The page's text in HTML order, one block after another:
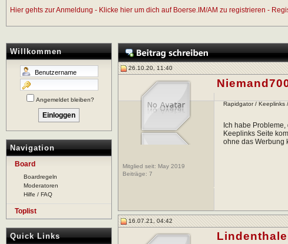
Hier gehts zur Anmeldung - Klicke hier um dich auf Boerse.IM/AM zu registrieren -
Willkommen
Angemeldet bleiben?
Navigation
Board
Boardregeln
Moderatoren
Hilfe / FAQ
Toplist
Quick Links
26.10.20, 11:40
Mitglied seit: May 2019
Beiträge: 7
Rapidgator / Keeplinks
Ich habe
Keeplinks Seite
ohne das Werbung
16.07.21, 04:42